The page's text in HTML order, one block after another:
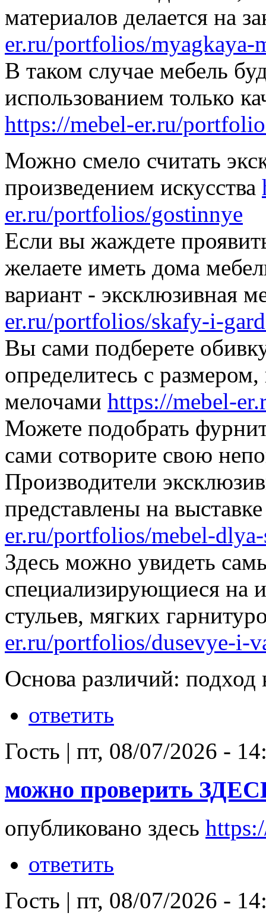
материалов делается на
er.ru/portfolios/myagkaya-
В таком случае мебель
использованием только
https://mebel-er.ru/
Можно смело считать
произведением искусства
er.ru/portfolios/gostinnye
Если вы жаждете
желаете иметь дома
вариант - эксклюзивная
er.ru/portfolios/skafy-i-
Вы сами подберете
определитесь с
мелочами https://mebel-
Можете подобрать
сами сотворите свою
Производители
представлены на
er.ru/portfolios/mebel-
Здесь можно увидеть
специализирующиеся на
стульев, мягких
er.ru/portfolios/dusevye-i-
Основа различий: подход
ответить
Гость | пт, 08/07/2026 -
можно проверить
опубликовано здесь
ответить
Гость | пт, 08/07/2026 -